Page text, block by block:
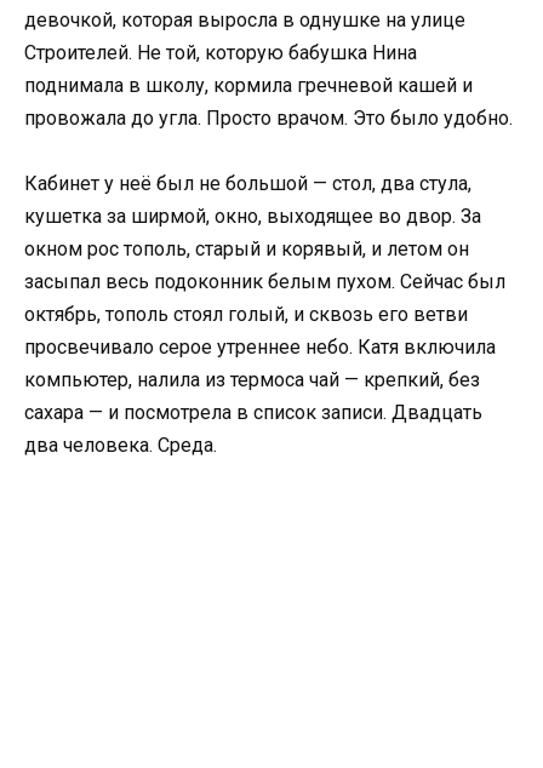
девочкой, которая выросла в однушке на улице
Строителей. Не той, которую бабушка Нина
поднимала в школу, кормила гречневой кашей и
провожала до угла. Просто врачом. Это было удобно.
Кабинет у неё был не большой — стол, два стула,
кушетка за ширмой, окно, выходящее во двор. За
окном рос тополь, старый и корявый, и летом он
засыпал весь подоконник белым пухом. Сейчас был
октябрь, тополь стоял голый, и сквозь его ветви
просвечивало серое утреннее небо. Катя включила
компьютер, налила из термоса чай — крепкий, без
сахара — и посмотрела в список записи. Двадцать
два человека. Среда.